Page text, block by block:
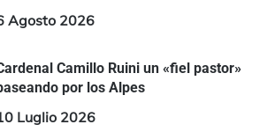
Agosto 2026
Camillo Ruini un «fiel pastor»
por los Alpes
Luglio 2026